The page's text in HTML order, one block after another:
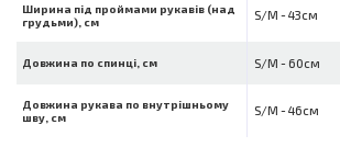
Ширина під проймами рукавів (над
грудьми), см
S/M - 43см
Довжина по спинці, см S/M - 60см
Довжина рукава по внутрішньому
шву, см
S/M - 46см